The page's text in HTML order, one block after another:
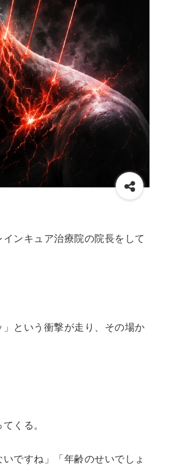
ンキュア治療院の院長をして
という衝撃が走り、その場か
くる。
ですね」「年齢のせいでしょ